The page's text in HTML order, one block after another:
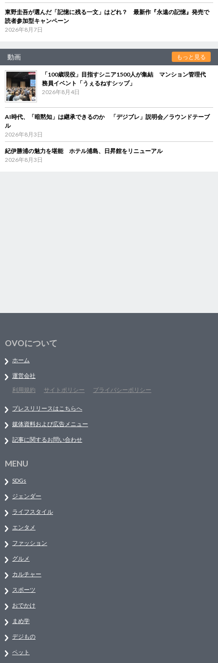
東野圭吾が選んだ「記憶に残る一文」はどれ？ 最新作『永遠の記憶』発売で
読者参加型キャンペーン
2026年8月7日
動画 もっと見る
「100歳現役」目指すシニア1500人が集結 マンション管理代
務員イベント「うぇるねすシップ」
2026年8月4日
AI時代、「暗黙知」は継承できるのか 「デジブレ」説明会／ラウンドテーブ
ル
2026年8月3日
紀伊勝浦の魅力を堪能 ホテル浦島、日昇館をリニューアル
2026年8月3日
OVOについて
ホーム
運営会社
利用規約
サイトポリシー プライバシーポリシー
プレスリリースはこちらへ
媒体資料および広告メニュー
記事に関するお問い合わせ
MENU
SDGs
ジェンダー
ライフスタイル
エンタメ
ファッション
グルメ
カルチャー
スポーツ
おでかけ
まめ学
デジもの
ペット